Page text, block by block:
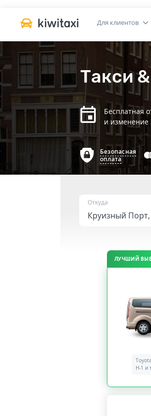
Для клиентов
Такси
Бесплатная
и изменение
Безопасная
оплата
Откуда
ЛУЧШИЙ
H-1 и